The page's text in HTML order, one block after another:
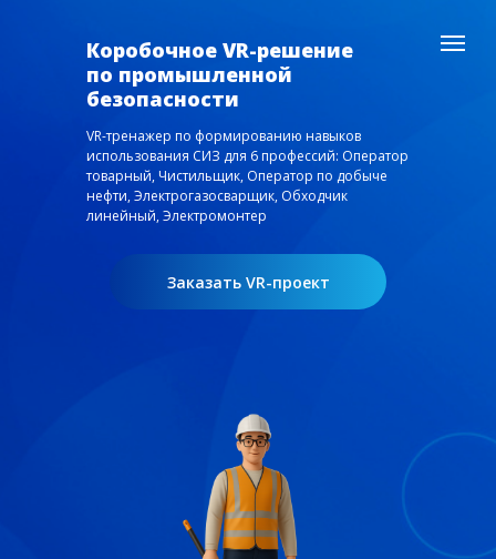
Коробочное VR-решение
по промышленной
безопасности
VR-тренажер по формированию навыков
использования СИЗ для 6 профессий: Оператор
товарный, Чистильщик, Оператор по добыче
нефти, Электрогазосварщик, Обходчик
линейный, Электромонтер
Заказать VR-проект